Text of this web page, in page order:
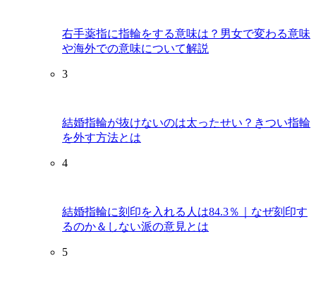
右手薬指に指輪をする意味は？男女で変わる意味
や海外での意味について解説
3
結婚指輪が抜けないのは太ったせい？きつい指輪
を外す方法とは
4
結婚指輪に刻印を入れる人は84.3％｜なぜ刻印す
るのか＆しない派の意見とは
5